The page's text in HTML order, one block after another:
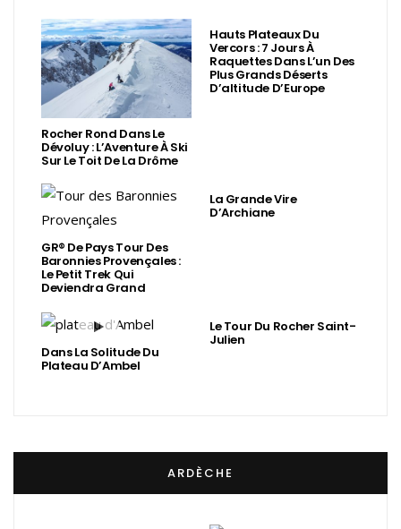
Rocher Rond Dans Le
Dévoluy : L’Aventure À Ski
Sur Le Toit De La Drôme
Hauts Plateaux Du
Vercors : 7 Jours À
Raquettes Dans L’un Des
Plus Grands Déserts
D’altitude D’Europe
GR® De Pays Tour Des
Baronnies Provençales :
Le Petit Trek Qui
Deviendra Grand
La Grande Vire
D’Archiane
Dans La Solitude Du
Plateau D’Ambel
Le Tour Du Rocher Saint-
Julien
ARDÈCHE